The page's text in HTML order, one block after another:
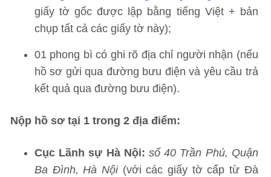
giấy tờ gốc được lập bằng tiếng Việt + bản
chụp tất cả các giấy tờ này);
01 phong bì có ghi rõ địa chỉ người nhận (nếu
hồ sơ gửi qua đường bưu điện và yêu cầu trả
kết quả qua đường bưu điện).
Nộp hồ sơ tại 1 trong 2 địa điểm:
Cục Lãnh sự Hà Nội: số 40 Trần Phú, Quận
Ba Đình, Hà Nội(với các giấy tờ cấp từ Đà